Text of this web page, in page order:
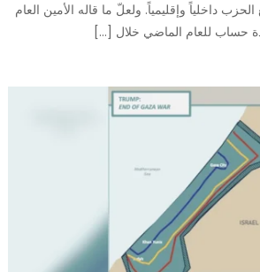
داخلياً وإقليمياً. ولعلّ ما قاله الأمين العام
حساب للعام الماضي خلال […]